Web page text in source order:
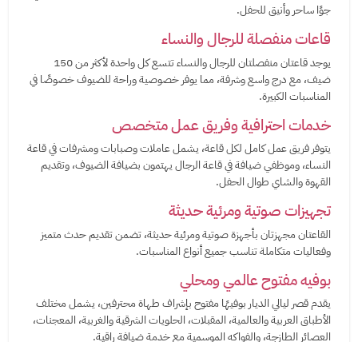
جوًا ساحر وأنيق للحفل.
قاعات منفصلة للرجال والنساء
يوجد قاعتان منفصلتان للرجال والنساء تتسع كل واحدة لأكثر من 150
ضيف، مع درج واسع وشرفة، مما يوفر خصوصية وراحة للضيوف خصوصًا في
المناسبات الكبيرة.
خدمات احترافية وفريق عمل متخصص
يتوفر فريق عمل كامل لكل قاعة، يشمل عاملات وصبابات ومشرفات في قاعة
النساء، وموظفي ضيافة في قاعة الرجال يهتمون بضيافة الضيوف، وتقديم
القهوة والشاي طوال الحفل.
تجهيزات صوتية ومرئية حديثة
القاعتان مجهزتان بأجهزة صوتية ومرئية حديثة، تضمن تقديم حدث متميز
وفعاليات متكاملة تناسب جميع أنواع المناسبات.
بوفيه مفتوح عالمي ومحلي
يقدم قصر ليالي الديار بوفيهًا مفتوح بإشراف طهاة محترفين، يشمل مختلف
الأطباق العربية والعالمية، المقبلات، الحلويات الشرقية والغربية، المعجنات،
العصائر الطازجة، والفواكه الموسمية مع خدمة ضيافة راقية.